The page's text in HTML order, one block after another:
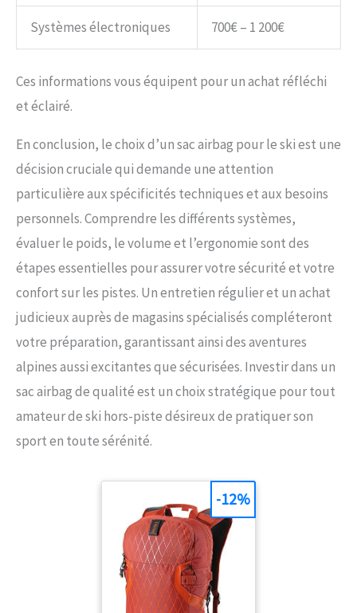
Systèmes électroniques 700€ – 1 200€
Ces informations vous équipent pour un achat réfléchi
et éclairé.
En conclusion, le choix d’un sac airbag pour le ski est une
décision cruciale qui demande une attention
particulière aux spécificités techniques et aux besoins
personnels. Comprendre les différents systèmes,
évaluer le poids, le volume et l’ergonomie sont des
étapes essentielles pour assurer votre sécurité et votre
confort sur les pistes. Un entretien régulier et un achat
judicieux auprès de magasins spécialisés compléteront
votre préparation, garantissant ainsi des aventures
alpines aussi excitantes que sécurisées. Investir dans un
sac airbag de qualité est un choix stratégique pour tout
amateur de ski hors-piste désireux de pratiquer son
sport en toute sérénité.
-12%